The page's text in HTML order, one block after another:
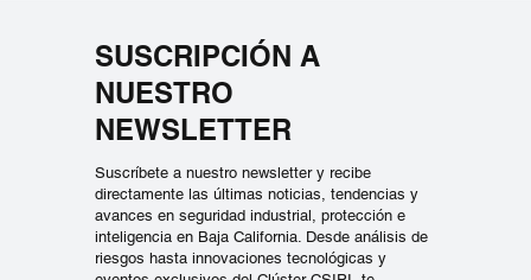
SUSCRIPCIÓN A
NUESTRO
NEWSLETTER
Suscríbete a nuestro newsletter y recibe
directamente las últimas noticias, tendencias y
avances en seguridad industrial, protección e
inteligencia en Baja California. Desde análisis de
riesgos hasta innovaciones tecnológicas y